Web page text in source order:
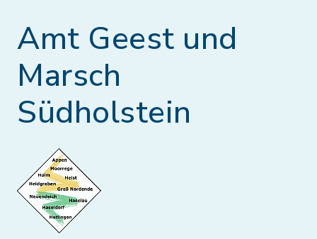
Amt Geest und
Marsch
Südholstein